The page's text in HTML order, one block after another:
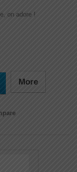
on adore !
More